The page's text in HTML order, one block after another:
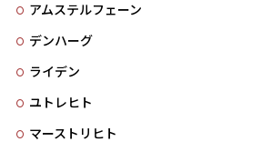
アムステルフェーン
デンハーグ
ライデン
ユトレヒト
マーストリヒト